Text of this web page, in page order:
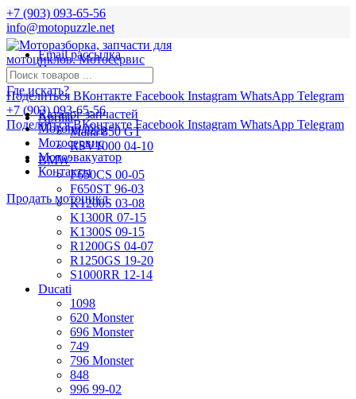
+7 (903) 093-65-56
info@motopuzzle.net
Email рассылка
Новости
Поделиться ВКонтакте Facebook Instagram WhatsApp Telegram
+7 (903) 093-65-56
Поделиться ВКонтакте Facebook Instagram WhatsApp Telegram
Где искать?
Aprilia
Mana 850 GT
RSV1000 04-10
BMW
F650CS 00-05
F650ST 96-03
K1200S 03-08
K1300R 07-15
K1300S 09-15
R1200GS 04-07
R1250GS 19-20
S1000RR 12-14
Ducati
1098
620 Monster
696 Monster
749
796 Monster
848
996 99-02
Каталог запчастей
Мотоподбор
Мотосервис
Мотоэвакуатор
Контакты
Продать мотоцикл